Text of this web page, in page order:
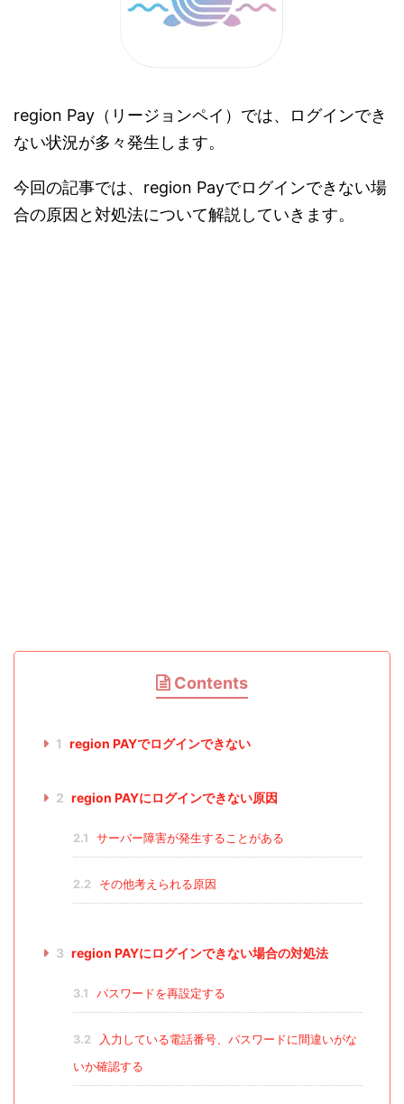
region Pay（リージョンペイ）では、ログインでき
ない状況が多々発生します。
今回の記事では、region Payでログインできない場
合の原因と対処法について解説していきます。
Contents
1 region PAYでログインできない
2 region PAYにログインできない原因
2.1 サーバー障害が発生することがある
2.2 その他考えられる原因
3 region PAYにログインできない場合の対処法
3.1 パスワードを再設定する
3.2
入力している電話番号、パスワードに間違いがな
いか確認する